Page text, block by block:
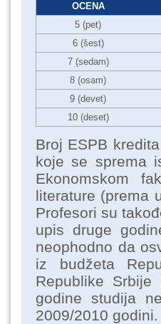
OCENA
5 (pet)
6 (šest)
7 (sedam)
8 (osam)
9 (devet)
10 (deset)
Broj ESPB
koje se sprema
Ekonomskom
literature (prema
Profesori su
upis druge
neophodno da
iz budžeta
Republike
godine studija
2009/2010 godini.